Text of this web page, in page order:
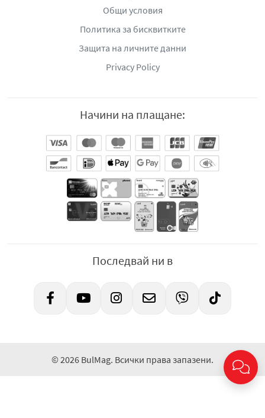
Общи условия
Политика за бисквитките
Защита на личните данни
Privacy Policy
Начини на плащане:
Последвай ни в
© 2026 BulMag. Всички права запазени.